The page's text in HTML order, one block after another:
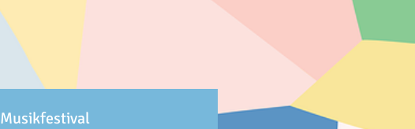
Musikfestival